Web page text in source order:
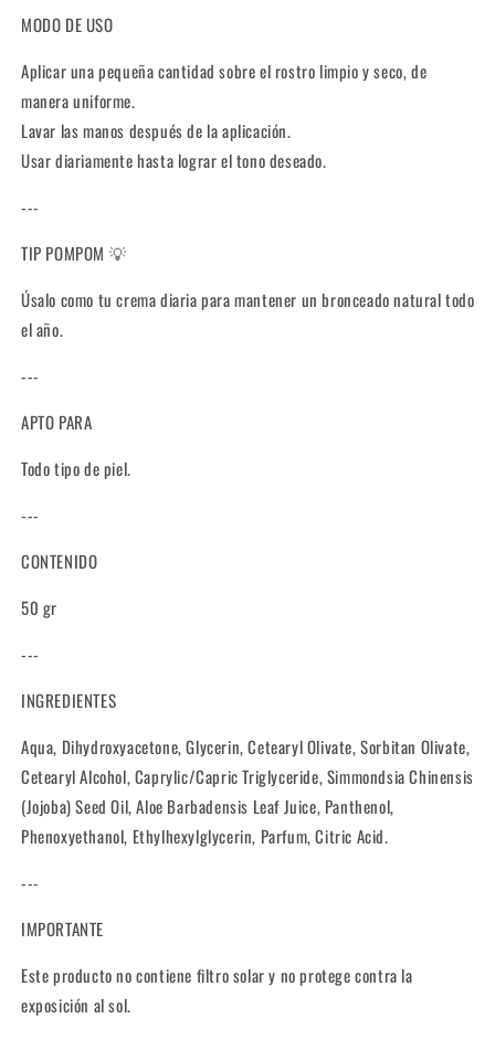
MODO DE USO
Aplicar una pequeña cantidad sobre el rostro limpio y seco, de
manera uniforme.
Lavar las manos después de la aplicación.
Usar diariamente hasta lograr el tono deseado.
---
TIP POMPOM 💡
Úsalo como tu crema diaria para mantener un bronceado natural todo
el año.
---
APTO PARA
Todo tipo de piel.
---
CONTENIDO
50 gr
---
INGREDIENTES
Aqua, Dihydroxyacetone, Glycerin, Cetearyl Olivate, Sorbitan Olivate,
Cetearyl Alcohol, Caprylic/Capric Triglyceride, Simmondsia Chinensis
(Jojoba) Seed Oil, Aloe Barbadensis Leaf Juice, Panthenol,
Phenoxyethanol, Ethylhexylglycerin, Parfum, Citric Acid.
---
IMPORTANTE
Este producto no contiene filtro solar y no protege contra la
exposición al sol.